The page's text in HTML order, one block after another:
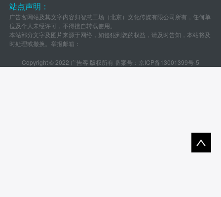
站点声明：
广告客网站及其文字内容归智慧工场（北京）文化传媒有限公司所有，任何单
位及个人未经许可，不得擅自转载使用。
本站部分文字及图片来源于网络，如侵犯到您的权益，请及时告知，本站将及
时处理或撤换。举报邮箱：
Copyright © 2022 广告客 版权所有 备案号： 京ICP备13001399号-5